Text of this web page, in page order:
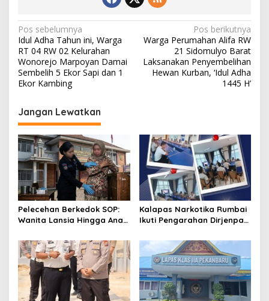
N
a
v
i
a
s
i
p
o
s
Pos sebelumnya
Idul Adha Tahun ini, Warga
RT 04 RW 02 Kelurahan
Wonorejo Marpoyan Damai
Sembelih 5 Ekor Sapi dan 1
Ekor Kambing
Pos berikutnya
Warga Perumahan Alifa RW
21 Sidomulyo Barat
Laksanakan Penyembelihan
Hewan Kurban, ‘Idul Adha
1445 H’
Jangan Lewatkan
Pelecehan Berkedok SOP:
Wanita Lansia Hingga Anak
Andrianto Desak Segera
Copot Kalapas!
Kalapas Narkotika Rumbai
Ikuti Pengarahan Dirjenpas,
dan Persiapan Remisi 17
Agustus